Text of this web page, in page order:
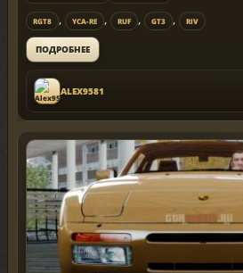
RGT8 , YCA-RE , RUF , GT3 , RIV
ПОДРОБНЕЕ
ALEX9581